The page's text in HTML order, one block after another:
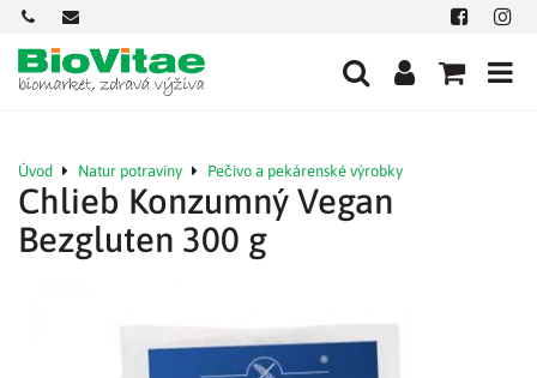
+421
901
712
584
office@biovitae.sk Facebook
Úvod Natur potraviny Pečivo a pekárenské výrobky
Chlieb Konzumný Vegan
Bezgluten 300 g